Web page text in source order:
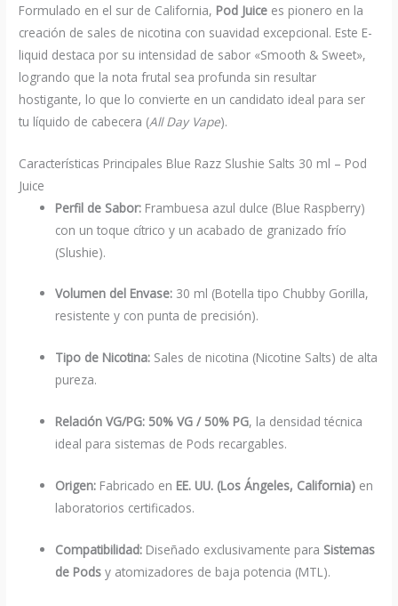
Formulado en el sur de California, Pod Juice es pionero en la
creación de sales de nicotina con suavidad excepcional. Este E-
liquid destaca por su intensidad de sabor «Smooth & Sweet»,
logrando que la nota frutal sea profunda sin resultar
hostigante, lo que lo convierte en un candidato ideal para ser
tu líquido de cabecera (All Day Vape).
Características Principales Blue Razz Slushie Salts 30 ml – Pod
Juice
Perfil de Sabor: Frambuesa azul dulce (Blue Raspberry)
con un toque cítrico y un acabado de granizado frío
(Slushie).
Volumen del Envase: 30 ml (Botella tipo Chubby Gorilla,
resistente y con punta de precisión).
Tipo de Nicotina: Sales de nicotina (Nicotine Salts) de alta
pureza.
Relación VG/PG: 50% VG / 50% PG, la densidad técnica
ideal para sistemas de Pods recargables.
Origen: Fabricado en EE. UU. (Los Ángeles, California) en
laboratorios certificados.
Compatibilidad: Diseñado exclusivamente para Sistemas
de Pods y atomizadores de baja potencia (MTL).